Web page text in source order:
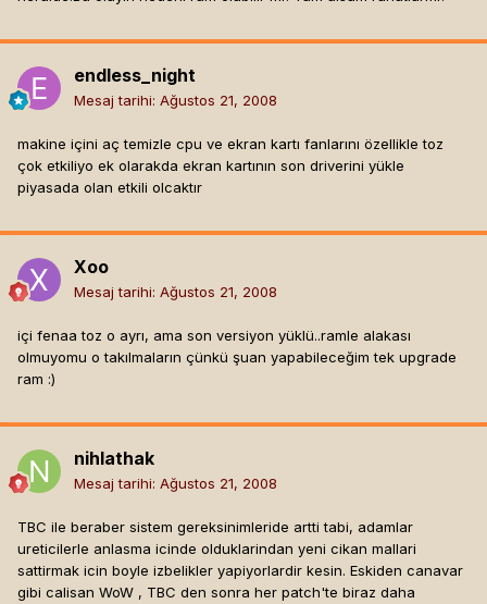
endless_night
Mesaj tarihi: Ağustos 21, 2008
makine içini aç temizle cpu ve ekran kartı fanlarını özellikle toz
çok etkiliyo ek olarakda ekran kartının son driverini yükle
piyasada olan etkili olcaktır
Xoo
Mesaj tarihi: Ağustos 21, 2008
içi fenaa toz o ayrı, ama son versiyon yüklü..ramle alakası
olmuyomu o takılmaların çünkü şuan yapabileceğim tek upgrade
ram :)
nihlathak
Mesaj tarihi: Ağustos 21, 2008
TBC ile beraber sistem gereksinimleride artti tabi, adamlar
ureticilerle anlasma icinde olduklarindan yeni cikan mallari
sattirmak icin boyle izbelikler yapiyorlardir kesin. Eskiden canavar
gibi calisan WoW , TBC den sonra her patch'te biraz daha